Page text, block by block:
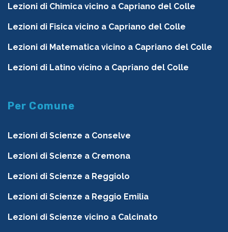
Lezioni di Chimica vicino a Capriano del Colle
Lezioni di Fisica vicino a Capriano del Colle
Lezioni di Matematica vicino a Capriano del Colle
Lezioni di Latino vicino a Capriano del Colle
Per Comune
Lezioni di Scienze a Conselve
Lezioni di Scienze a Cremona
Lezioni di Scienze a Reggiolo
Lezioni di Scienze a Reggio Emilia
Lezioni di Scienze vicino a Calcinato